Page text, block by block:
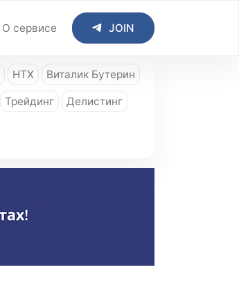
О сервисе JOIN
HTX Виталик Бутерин
Трейдинг Делистинг